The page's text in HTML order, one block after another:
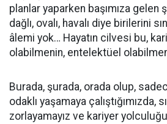
planlar yaparken başımıza gelen
dağlı, ovalı, havalı diye birilerini
âlemi yok… Hayatın cilvesi bu,
olabilmenin, entelektüel
Burada, şurada, orada olup,
odaklı yaşamaya çalıştığımızda,
zorlayamayız ve kariyer